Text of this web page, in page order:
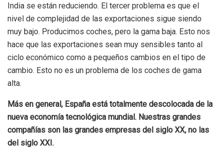
India se están reduciendo. El tercer problema es que el
nivel de complejidad de las exportaciones sigue siendo
muy bajo. Producimos coches, pero la gama baja. Esto nos
hace que las exportaciones sean muy sensibles tanto al
ciclo económico como a pequeños cambios en el tipo de
cambio. Esto no es un problema de los coches de gama
alta.
Más en general, España está totalmente descolocada de la
nueva economía tecnológica mundial. Nuestras grandes
compañías son las grandes empresas del siglo XX, no las
del siglo XXI.